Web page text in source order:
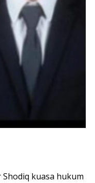
Shodiq kuasa hukum